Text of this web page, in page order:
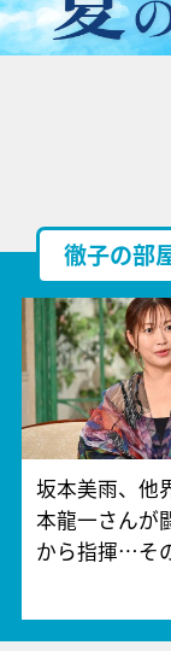
徹子の部
坂本美雨、他
本龍一さんが
から指揮…そ